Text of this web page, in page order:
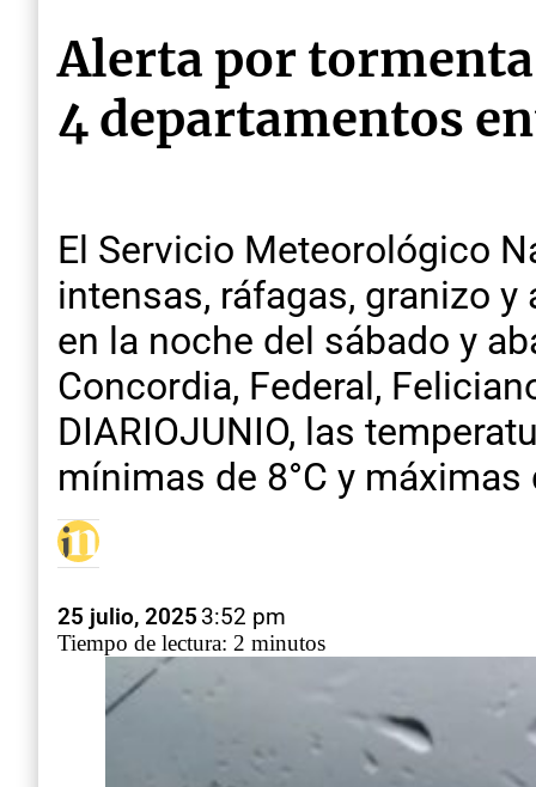
Alerta por
4 departamentos
El Servicio Meteorológico
intensas, ráfagas, granizo
en la noche del sábado y
Concordia, Federal,
DIARIOJUNIO, las
mínimas de 8°C y máximas
25 julio, 2025 3:52 pm
Tiempo de lectura: 2 minutos